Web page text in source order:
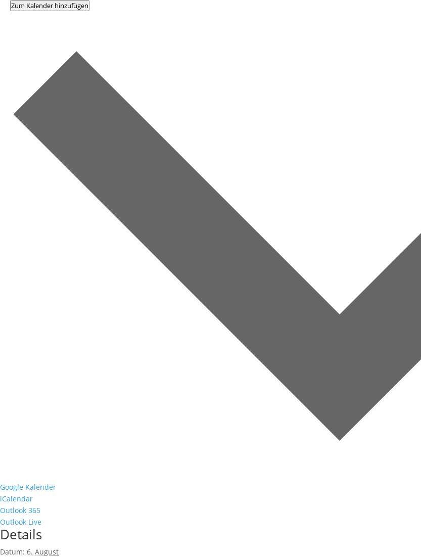
Zum Kalender hinzufügen
Google Kalender
iCalendar
Outlook 365
Outlook Live
Details
Datum: 6. August